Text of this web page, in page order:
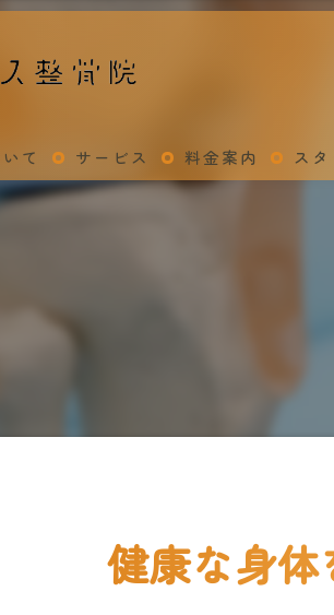
て サービス 料金案内 ス
健康な身